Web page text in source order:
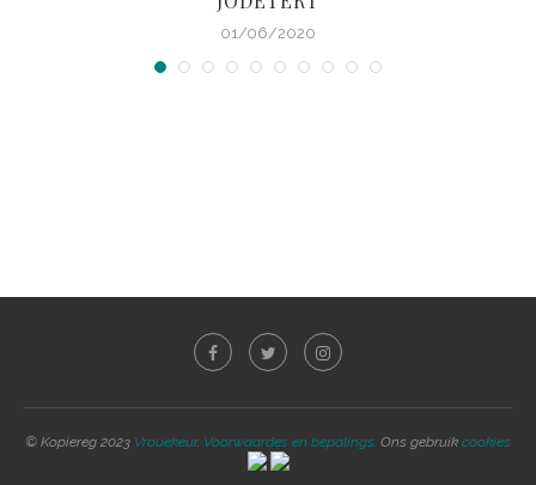
01/06/2020
© Kopiereg 2023 Vrouekeur. Voorwaardes en bepalings. Ons gebruik cookies